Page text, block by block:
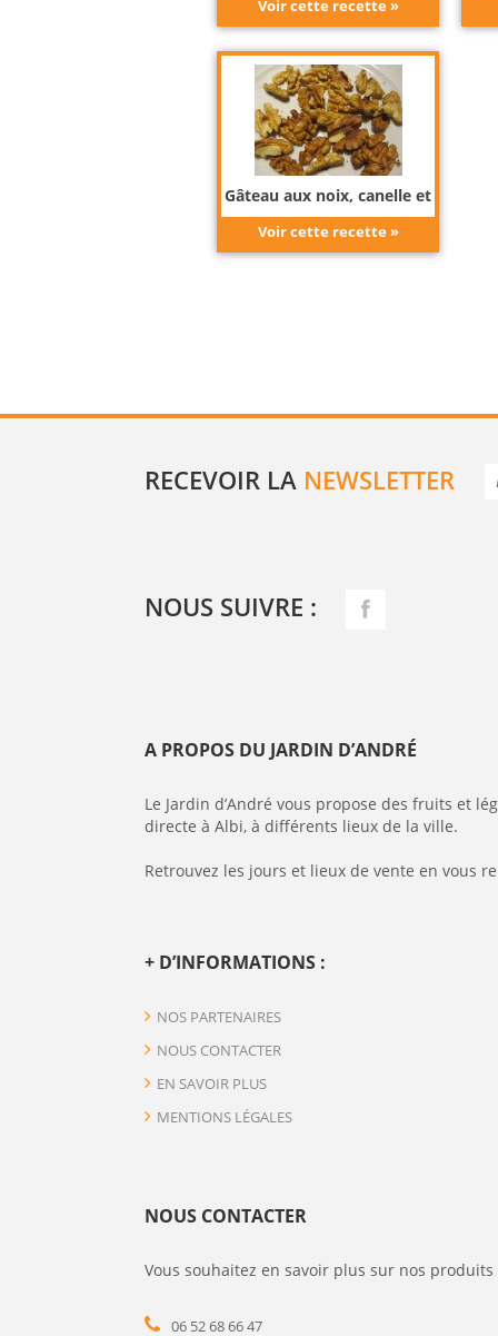
Voir cette recette »
Gâteau aux noix, canelle et
Voir cette recette »
RECEVOIR LA NEWSLETTER
NOUS SUIVRE :
A PROPOS DU JARDIN D’ANDRÉ
Le Jardin d’André vous propose des fruits et
directe à Albi, à différents lieux de la ville.
Retrouvez les jours et lieux de vente en vous
+ D’INFORMATIONS :
NOS PARTENAIRES
NOUS CONTACTER
EN SAVOIR PLUS
MENTIONS LÉGALES
NOUS CONTACTER
Vous souhaitez en savoir plus sur nos
06 52 68 66 47